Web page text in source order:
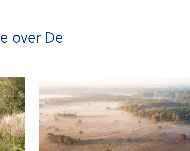
over De